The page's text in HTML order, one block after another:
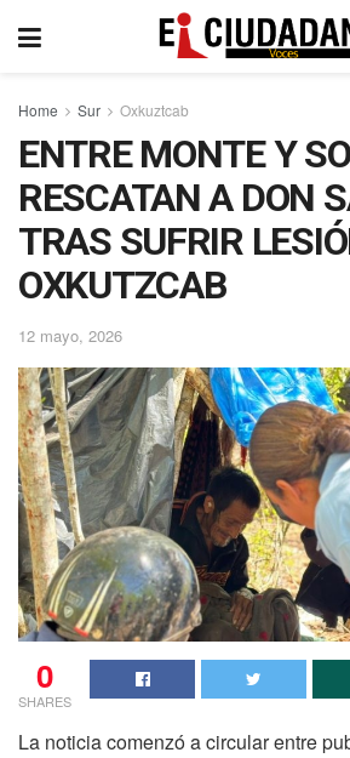
Home Sur Oxkuztcab
ENTRE MONTE Y
RESCATAN A DON
TRAS SUFRIR
OXKUTZCAB
12 mayo, 2026
0
SHARES
La noticia comenzó a circular entre